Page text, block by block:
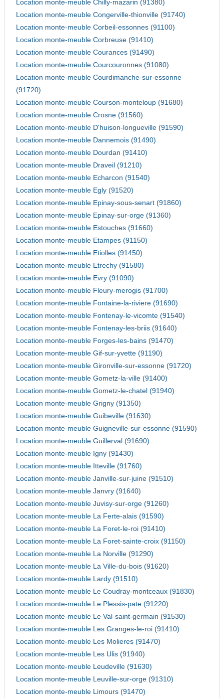
Location monte-meuble Chilly-mazarin (91380)
Location monte-meuble Congerville-thionville (91740)
Location monte-meuble Corbeil-essonnes (91100)
Location monte-meuble Corbreuse (91410)
Location monte-meuble Courances (91490)
Location monte-meuble Courcouronnes (91080)
Location monte-meuble Courdimanche-sur-essonne
(91720)
Location monte-meuble Courson-monteloup (91680)
Location monte-meuble Crosne (91560)
Location monte-meuble D'huison-longueville (91590)
Location monte-meuble Dannemois (91490)
Location monte-meuble Dourdan (91410)
Location monte-meuble Draveil (91210)
Location monte-meuble Echarcon (91540)
Location monte-meuble Egly (91520)
Location monte-meuble Epinay-sous-senart (91860)
Location monte-meuble Epinay-sur-orge (91360)
Location monte-meuble Estouches (91660)
Location monte-meuble Etampes (91150)
Location monte-meuble Etiolles (91450)
Location monte-meuble Etrechy (91580)
Location monte-meuble Evry (91090)
Location monte-meuble Fleury-merogis (91700)
Location monte-meuble Fontaine-la-riviere (91690)
Location monte-meuble Fontenay-le-vicomte (91540)
Location monte-meuble Fontenay-les-briis (91640)
Location monte-meuble Forges-les-bains (91470)
Location monte-meuble Gif-sur-yvette (91190)
Location monte-meuble Gironville-sur-essonne (91720)
Location monte-meuble Gometz-la-ville (91400)
Location monte-meuble Gometz-le-chatel (91940)
Location monte-meuble Grigny (91350)
Location monte-meuble Guibeville (91630)
Location monte-meuble Guigneville-sur-essonne (91590)
Location monte-meuble Guillerval (91690)
Location monte-meuble Igny (91430)
Location monte-meuble Itteville (91760)
Location monte-meuble Janville-sur-juine (91510)
Location monte-meuble Janvry (91640)
Location monte-meuble Juvisy-sur-orge (91260)
Location monte-meuble La Ferte-alais (91590)
Location monte-meuble La Foret-le-roi (91410)
Location monte-meuble La Foret-sainte-croix (91150)
Location monte-meuble La Norville (91290)
Location monte-meuble La Ville-du-bois (91620)
Location monte-meuble Lardy (91510)
Location monte-meuble Le Coudray-montceaux (91830)
Location monte-meuble Le Plessis-pate (91220)
Location monte-meuble Le Val-saint-germain (91530)
Location monte-meuble Les Granges-le-roi (91410)
Location monte-meuble Les Molieres (91470)
Location monte-meuble Les Ulis (91940)
Location monte-meuble Leudeville (91630)
Location monte-meuble Leuville-sur-orge (91310)
Location monte-meuble Limours (91470)